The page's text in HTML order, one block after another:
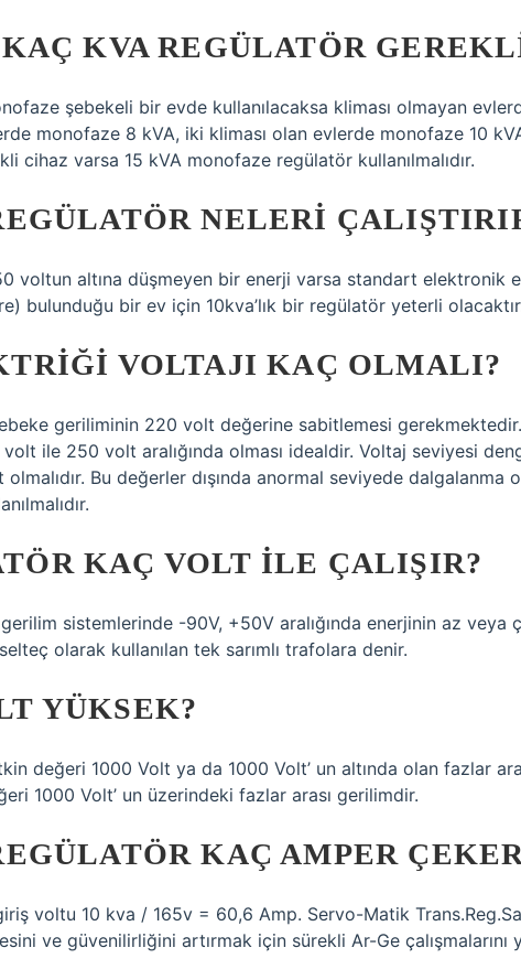
KVA REGÜLATÖR
şebekeli bir evde kullanılacaksa kliması olmayan
monofaze 8 kVA, iki kliması olan evlerde monofaze 10
cihaz varsa 15 kVA monofaze regülatör kullanılmalıdır.
NELERI
voltun altına düşmeyen bir enerji varsa standart elektronik
bulunduğu bir ev için 10kva’lık bir regülatör yeterli
VOLTAJI KAÇ OLMALI?
geriliminin 220 volt değerine sabitlemesi
ile 250 volt aralığında olması idealdir. Voltaj seviyesi
Bu değerler dışında anormal seviyede dalgalanma
KAÇ VOLT ILE ÇALIŞIR?
sistemlerinde -90V, +50V aralığında enerjinin az veya
olarak kullanılan tek sarımlı trafolara denir.
YÜKSEK?
değeri 1000 Volt ya da 1000 Volt’ un altında olan fazlar
1000 Volt’ un üzerindeki fazlar arası gerilimdir.
KAÇ AMPER
voltu 10 kva / 165v = 60,6 Amp. Servo-Matik
ve güvenilirliğini artırmak için sürekli Ar-Ge çalışmalarını